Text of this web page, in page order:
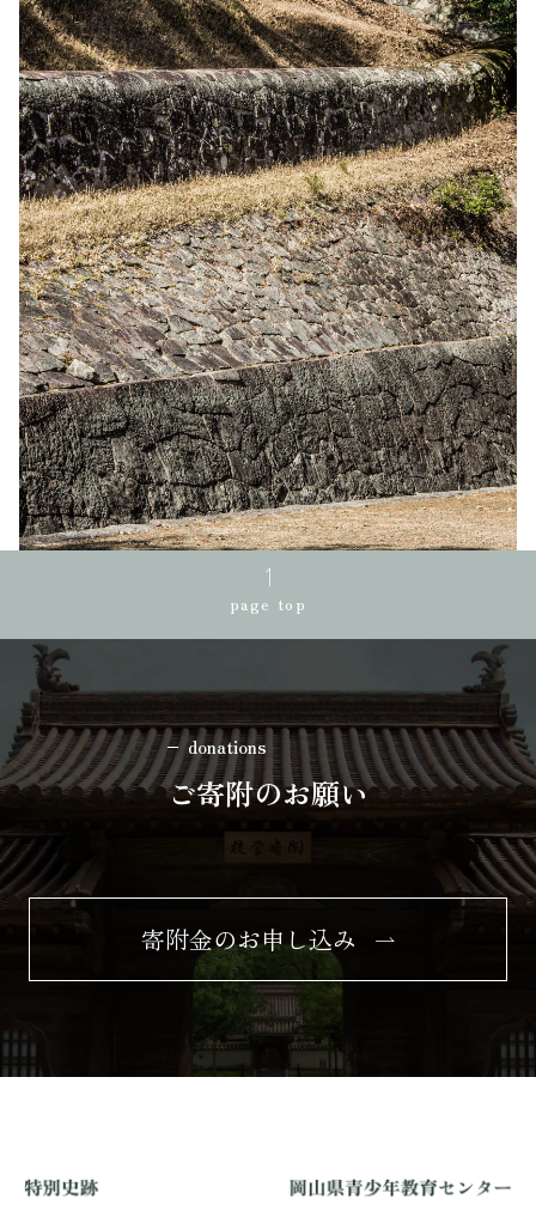
page top
donations
ご寄附のお願い
寄附金のお申し込み